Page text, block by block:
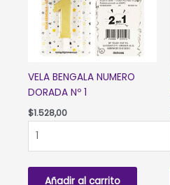
VELA BENGALA NUMERO
DORADA Nº 1
$1.528,00
BENGALA
Añadir al carrito